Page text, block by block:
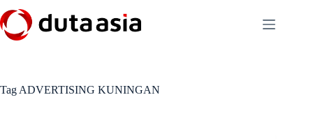
to
content
Tag ADVERTISING KUNINGAN